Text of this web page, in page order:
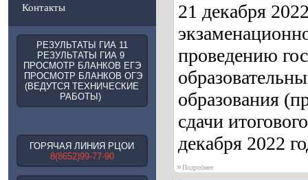
Контакты
РЕЗУЛЬТАТЫ ГИА 11
РЕЗУЛЬТАТЫ ГИА 9
ПРОСМОТР БЛАНКОВ ЕГЭ
ПРОСМОТР БЛАНКОВ ОГЭ
(ВЕДУТСЯ ТЕХНИЧЕСКИЕ
РАБОТЫ)
ГОРЯЧАЯ ЛИНИЯ РЦОИ
8(8652)99-77-90
21 декабря
проведению
образования
сдачи
декабря 2022
»Подробнее